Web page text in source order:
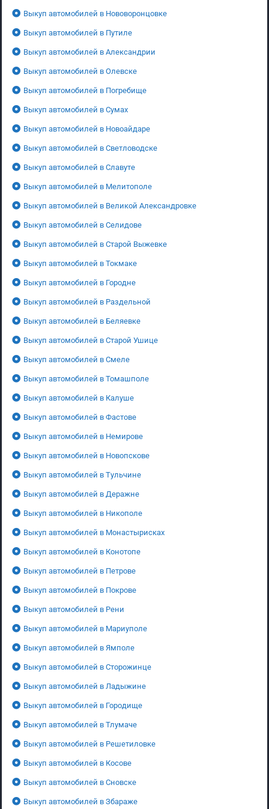
Выкуп автомобилей в Нововоронцовке
Выкуп автомобилей в Путиле
Выкуп автомобилей в Александрии
Выкуп автомобилей в Олевске
Выкуп автомобилей в Погребище
Выкуп автомобилей в Сумах
Выкуп автомобилей в Новоайдаре
Выкуп автомобилей в Светловодске
Выкуп автомобилей в Славуте
Выкуп автомобилей в Мелитополе
Выкуп автомобилей в Великой Александровке
Выкуп автомобилей в Селидове
Выкуп автомобилей в Старой Выжевке
Выкуп автомобилей в Токмаке
Выкуп автомобилей в Городне
Выкуп автомобилей в Раздельной
Выкуп автомобилей в Беляевке
Выкуп автомобилей в Старой Ушице
Выкуп автомобилей в Смеле
Выкуп автомобилей в Томашполе
Выкуп автомобилей в Калуше
Выкуп автомобилей в Фастове
Выкуп автомобилей в Немирове
Выкуп автомобилей в Новопскове
Выкуп автомобилей в Тульчине
Выкуп автомобилей в Деражне
Выкуп автомобилей в Никополе
Выкуп автомобилей в Монастырисках
Выкуп автомобилей в Конотопе
Выкуп автомобилей в Петрове
Выкуп автомобилей в Покрове
Выкуп автомобилей в Рени
Выкуп автомобилей в Мариуполе
Выкуп автомобилей в Ямполе
Выкуп автомобилей в Сторожинце
Выкуп автомобилей в Ладыжине
Выкуп автомобилей в Городище
Выкуп автомобилей в Тлумаче
Выкуп автомобилей в Решетиловке
Выкуп автомобилей в Косове
Выкуп автомобилей в Сновске
Выкуп автомобилей в Збараже